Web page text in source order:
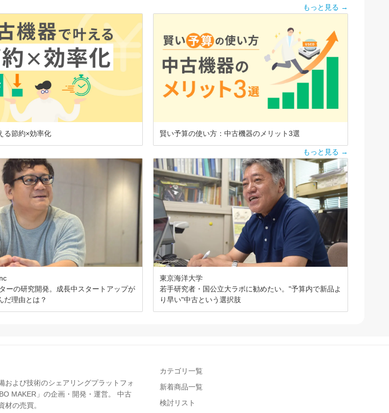
もっと見る →
る節約×効率化 賢い予算の使い方：中古機器のメリット3選
もっと見る →
ーの研究開発。成長中スタートアップが
だ理由とは？
東京海洋大学
若手研究者・国公立大ラボに勧めたい。"予算内で新品よ
り早い"中古という選択肢
および技術のシェアリングプラットフォ
MAKER」の企画・開発・運営。 中古
材の売買。
カテゴリ一覧
新着商品一覧
検討リスト